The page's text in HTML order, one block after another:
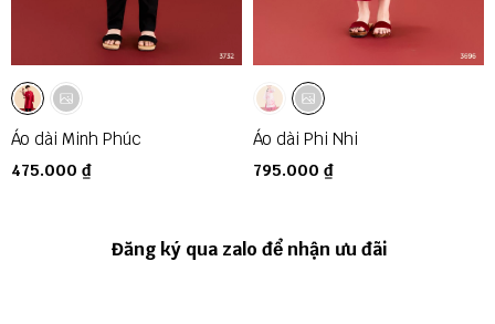
Áo dài Minh Phúc
475.000 ₫
Áo dài Phi Nhi
795.000 ₫
Đăng ký qua zalo để nhận ưu đãi